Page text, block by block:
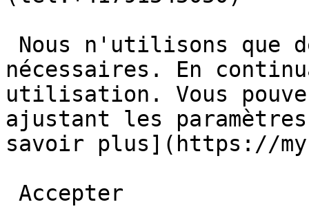
nécessaires. En
utilisation. Vous
ajustant les
savoir plus](https://